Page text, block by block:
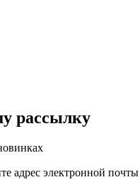
рассылку
адрес электронной почты